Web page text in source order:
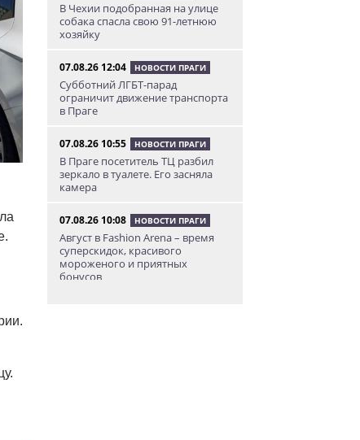
В Чехии подобранная на улице
собака спасла свою 91-летнюю
хозяйку
07.08.26 12:04 НОВОСТИ ПРАГИ
Субботний ЛГБТ-парад
ограничит движение транспорта
в Праге
07.08.26 10:55 НОВОСТИ ПРАГИ
В Праге посетитель ТЦ разбил
зеркало в туалете. Его засняла
камера
07.08.26 10:08 НОВОСТИ ПРАГИ
Август в Fashion Arena – время
суперскидок, красивого
мороженого и приятных
бонусов